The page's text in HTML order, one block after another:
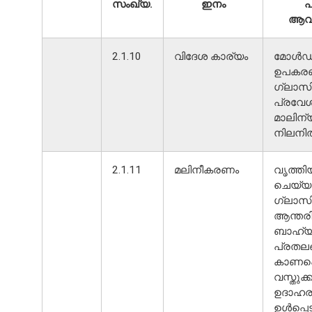
സംഖ്യ.
ഇനം
2.1.10 വിദേശ കാര്യം
2.1.11 മലിനീകരണം